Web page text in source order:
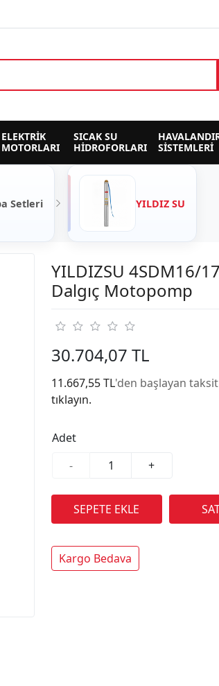
ELEKTRİK
MOTORLARI
SICAK SU
HİDROFORLARI
SİSTEMLERİ
Setleri YILDIZ SU
YILDIZSU 4SDM16/
Dalgıç Motopomp
30.704,07 TL
11.667,55 TL'den başlayan
tıklayın.
Adet
-
+
Kargo Bedava